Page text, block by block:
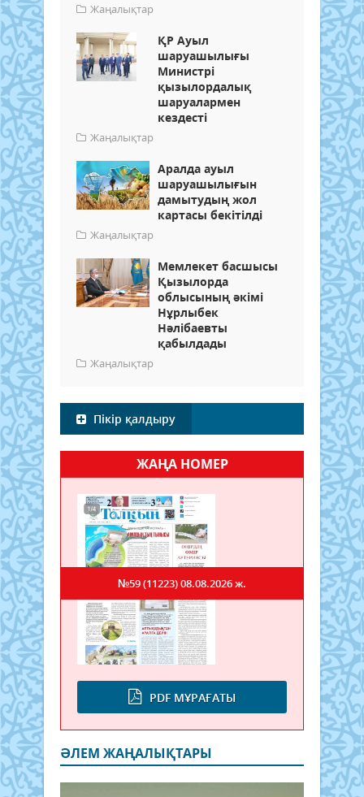
Жаңалықтар
ҚР Ауыл
шаруашылығы
Министрі
қызылордалық
шаруалармен
кездесті
Жаңалықтар
Аралда ауыл
шаруашылығын
дамытудың жол
картасы бекітілді
Жаңалықтар
Мемлекет басшысы
Қызылорда
облысының әкімі
Нұрлыбек
Нәлібаевты
қабылдады
Жаңалықтар
Пікір қалдыру
ЖАҢА НОМЕР
PDF МҰРАҒАТЫ
№59 (11223)08.08.2026 ж.
ӘЛЕМ ЖАҢАЛЫҚТАРЫ